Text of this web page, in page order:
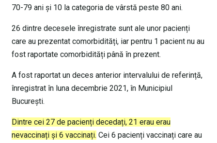
70-79 ani și 10 la categoria de vârstă peste 80 ani.
26 dintre decesele înregistrate sunt ale unor pacienți
care au prezentat comorbidități, iar pentru 1 pacient nu au
fost raportate comorbidități până în prezent.
A fost raportat un deces anterior intervalului de referință,
înregistrat în luna decembrie 2021, în Municipiul
București.
Dintre cei 27 de pacienți decedați, 21 erau erau
nevaccinați și 6 vaccinați. Cei 6 pacienți vaccinați care au